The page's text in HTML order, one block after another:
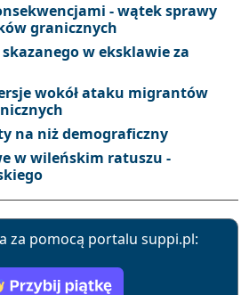
- wątek sprawy
granicznych
w eksklawie za
wokół ataku migrantów
na niż demograficzny
w wileńskim ratuszu -
za pomocą portalu suppi.pl: